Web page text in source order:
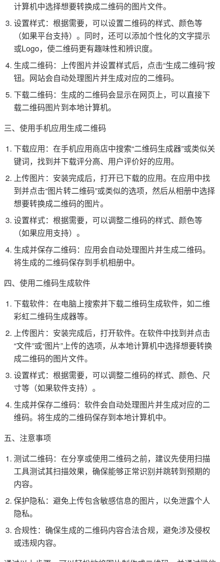
计算机中选择想要转换成二维码的图片文件。
设置样式：根据需要，可以设置二维码的样式、颜色等
（如果平台支持）。同时，还可以添加个性化的文字提示
或Logo，使二维码更有趣味性和辨识度。
生成二维码：上传图片并设置样式后，点击“生成二维码”按
钮。网站会自动处理图片并生成对应的二维码。
下载二维码：生成的二维码会显示在网页上，可以直接下
载二维码图片到本地计算机。
三、使用手机应用生成二维码
下载应用：在手机应用商店中搜索“二维码生成器”或类似关
键词，找到并下载评分高、用户评价好的应用。
上传图片：安装完成后，打开已下载的应用。在应用中找
到并点击“图片转二维码”或类似的选项，然后从相册中选择
想要转换成二维码的图片。
设置样式：根据需要，可以调整二维码的样式、颜色等
（如果应用支持）。
生成并保存二维码：应用会自动处理图片并生成二维码。
将生成的二维码保存到手机相册中。
四、使用二维码生成软件
下载软件：在电脑上搜索并下载二维码生成软件，如二维
彩虹二维码生成器等。
上传图片：安装完成后，打开软件。在软件中找到并点击
“文件”或“图片”上传的选项，从本地计算机中选择想要转换
成二维码的图片文件。
设置样式：根据需要，可以调整二维码的样式、颜色、尺
寸等（如果软件支持）。
生成并保存二维码：软件会自动处理图片并生成对应的二
维码。将生成的二维码保存到本地计算机中。
五、注意事项
测试二维码：在分享或使用二维码之前，建议先使用扫描
工具测试其扫描效果，确保能够正常识别并跳转到预期的
内容。
保护隐私：避免上传包含敏感信息的图片，以免泄露个人
隐私。
合规性：确保生成的二维码内容合法合规，避免涉及侵权
或违规内容。